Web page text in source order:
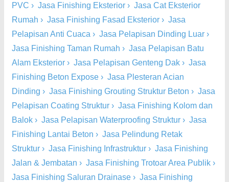
PVC › Jasa Finishing Eksterior › Jasa Cat Eksterior
Rumah › Jasa Finishing Fasad Eksterior › Jasa
Pelapisan Anti Cuaca › Jasa Pelapisan Dinding Luar ›
Jasa Finishing Taman Rumah › Jasa Pelapisan Batu
Alam Eksterior › Jasa Pelapisan Genteng Dak › Jasa
Finishing Beton Expose › Jasa Plesteran Acian
Dinding › Jasa Finishing Grouting Struktur Beton › Jasa
Pelapisan Coating Struktur › Jasa Finishing Kolom dan
Balok › Jasa Pelapisan Waterproofing Struktur › Jasa
Finishing Lantai Beton › Jasa Pelindung Retak
Struktur › Jasa Finishing Infrastruktur › Jasa Finishing
Jalan & Jembatan › Jasa Finishing Trotoar Area Publik ›
Jasa Finishing Saluran Drainase › Jasa Finishing